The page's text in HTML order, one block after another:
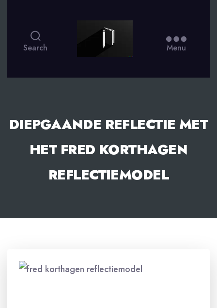
Search Menu
DIEPGAANDE REFLECTIE MET
HET FRED KORTHAGEN
REFLECTIEMODEL